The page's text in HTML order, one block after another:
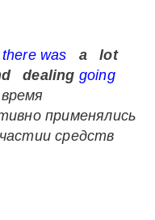
there was a
lot
dealing going
применялись
средств